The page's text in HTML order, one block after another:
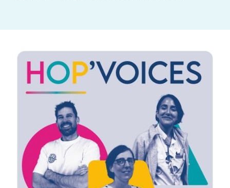
Image